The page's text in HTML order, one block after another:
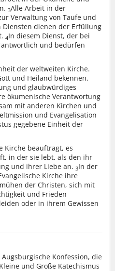
3Alle Arbeit in der
Verwaltung von Taufe und
dienen der Erfüllung
4In diesem Dienst, der bei
und bedürfen
der weltweiten Kirche.
und Heiland bekennen.
und glaubwürdiges
ökumenische Verantwortung
mit anderen Kirchen und
und Evangelisation
gegebene Einheit der
Kirche beauftragt, es
in der sie lebt, als den ihr
und ihrer Liebe an.3In der
Kirche ihre
der Christen, sich mit
und Frieden
oder in ihrem Gewissen
Konfession, die
und Große Katechismus